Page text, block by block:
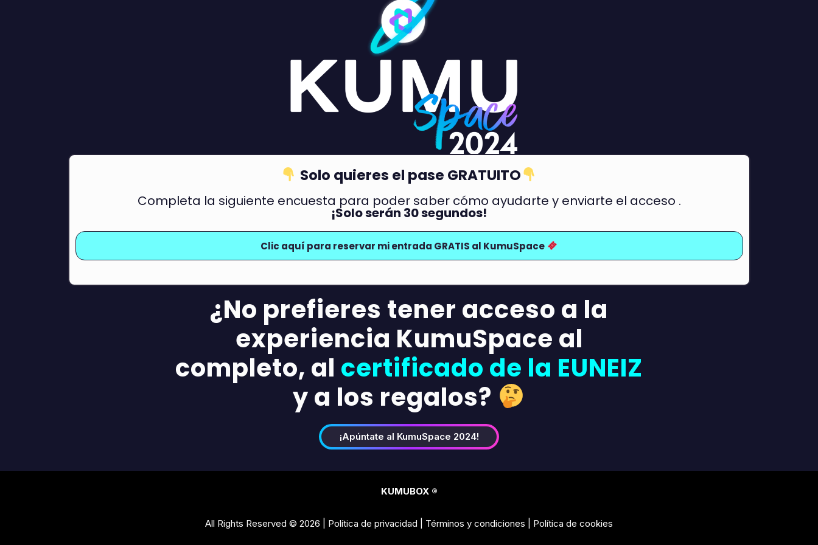
Solo quieres el pase GRATUITO
Completa la siguiente encuesta para poder saber cómo ayudarte y enviarte el acceso .
¡Solo serán 30 segundos!
Clic aquí para reservar mi entrada GRATIS al KumuSpace
¿No prefieres tener acceso a la
experiencia KumuSpace al
completo, al certificado de la EUNEIZ
y a los regalos?
¡Apúntate al KumuSpace 2024!
KUMUBOX ®
All Rights Reserved © 2026 | Política de privacidad Términos y condiciones Política de cookies